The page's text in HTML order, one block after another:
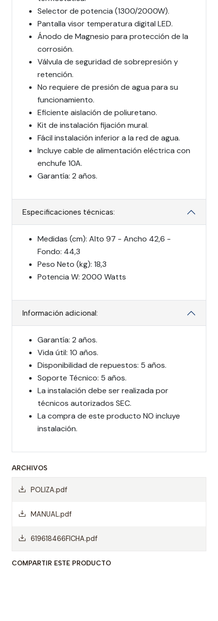
Selector de potencia (1300/2000W).
Pantalla visor temperatura digital LED.
Ánodo de Magnesio para protección de la
corrosión.
Válvula de seguridad de sobrepresión y
retención.
No requiere de presión de agua para su
funcionamiento.
Eficiente aislación de poliuretano.
Kit de instalación fijación mural.
Fácil instalación inferior a la red de agua.
Incluye cable de alimentación eléctrica con
enchufe 10A.
Garantía: 2 años.
Especificaciones técnicas:
Medidas (cm): Alto 97 - Ancho 42,6 -
Fondo: 44,3
Peso Neto (kg): 18,3
Potencia W: 2000 Watts
Información adicional:
Garantía: 2 años.
Vida útil: 10 años.
Disponibilidad de repuestos: 5 años.
Soporte Técnico: 5 años.
La instalación debe ser realizada por
técnicos autorizados SEC.
La compra de este producto NO incluye
instalación.
ARCHIVOS
POLIZA.pdf
MANUAL.pdf
619618466FICHA.pdf
COMPARTIR ESTE PRODUCTO